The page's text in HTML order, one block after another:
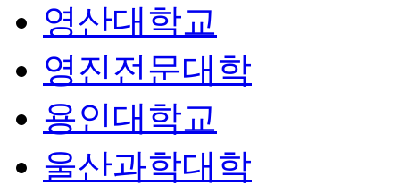
영산대학교
영진전문대학
용인대학교
울산과학대학